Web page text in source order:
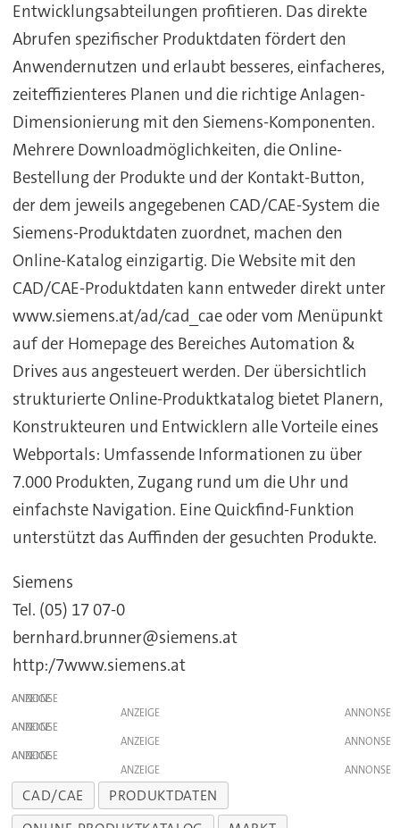
Entwicklungsabteilungen profitieren. Das direkte
Abrufen spezifischer Produktdaten fördert den
Anwendernutzen und erlaubt besseres, einfacheres,
zeiteffizienteres Planen und die richtige Anlagen-
Dimensionierung mit den Siemens-Komponenten.
Mehrere Downloadmöglichkeiten, die Online-
Bestellung der Produkte und der Kontakt-Button,
der dem jeweils angegebenen CAD/CAE-System die
Siemens-Produktdaten zuordnet, machen den
Online-Katalog einzigartig. Die Website mit den
CAD/CAE-Produktdaten kann entweder direkt unter
www.siemens.at/ad/cad_cae oder vom Menüpunkt
auf der Homepage des Bereiches Automation &
Drives aus angesteuert werden. Der übersichtlich
strukturierte Online-Produktkatalog bietet Planern,
Konstrukteuren und Entwicklern alle Vorteile eines
Webportals: Umfassende Informationen zu über
7.000 Produkten, Zugang rund um die Uhr und
einfachste Navigation. Eine Quickfind-Funktion
unterstützt das Auffinden der gesuchten Produkte.
Siemens
Tel. (05) 17 07-0
bernhard.brunner@siemens.at
http:/7www.siemens.at
ANZEIGE
ANZEIGE
ANZEIGE
ANZEIGE
ANZEIGE
ANZEIGE
CAD/CAE
PRODUKTDATEN